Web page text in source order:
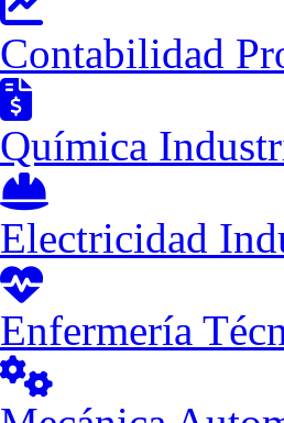
Contabilidad
Química
Electricidad
Enfermería